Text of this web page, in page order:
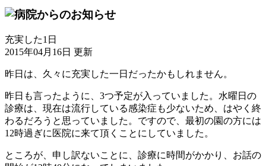
充実した1日
2015年04月16日 更新
昨日は、久々に充実した一日だったかもしれません。
昨日も言ったように、3つ予定が入っていました。水曜日の
診療は、現在は流行している感染症も少ないため、はやく終
わるだろうと思っていました。ですので、最初の園の方には
12時過ぎに医院に来て頂くことにしていました。
ところが、申し訳ないことに、診療に時間がかかり、お話の